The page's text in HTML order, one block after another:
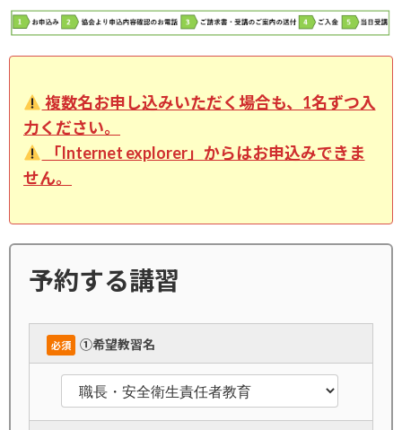
複数名お申し込みいただく場合も、1名ずつ入
力ください。
「Internet explorer」からはお申込みできま
せん。
予約する講習
必須 ➀希望教習名